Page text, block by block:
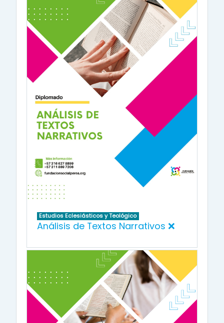
Estudios Eclesiásticos y Teológico
Análisis de Textos Narrativos ❌